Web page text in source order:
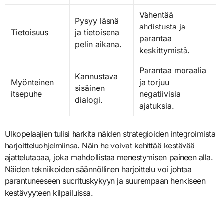
Tietoisuus
Pysyy läsnä
ja tietoisena
pelin aikana.
Vähentää
ahdistusta ja
parantaa
keskittymistä.
Myönteinen
itsepuhe
Kannustava
sisäinen
dialogi.
Parantaa moraalia
ja torjuu
negatiivisia
ajatuksia.
Ulkopelaajien tulisi harkita näiden strategioiden integroimista
harjoitteluohjelmiinsa. Näin he voivat kehittää kestävää
ajattelutapaa, joka mahdollistaa menestymisen paineen alla.
Näiden tekniikoiden säännöllinen harjoittelu voi johtaa
parantuneeseen suorituskykyyn ja suurempaan henkiseen
kestävyyteen kilpailuissa.